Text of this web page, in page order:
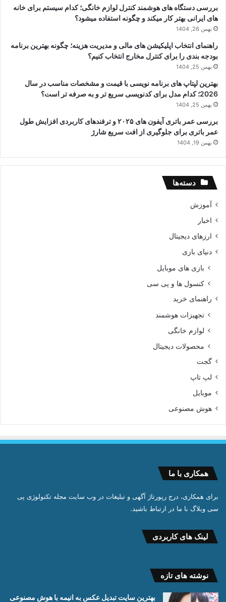
بررسی دستگاه های هوشمند کنترل لوازم خانگی؛ کدام سیستم برای خانه
های ایرانی بهتر کار میکند و چگونه استفاده میشود؟
بهمن 26, 1404
راهنمای انتخاب اپلیکیشن های مالی و مدیریت هزینه؛ چگونه بهترین برنامه
بودجه بندی را برای کنترل مخارج انتخاب کنیم؟
بهمن 25, 1404
بهترین لپتاپ های برنامه نویسی با قیمت و مشخصات مناسب در سال
2026؛ کدام مدل برای کدنویسی سریع تر و به صرفه تر است؟
بهمن 25, 1404
بررسی عمر باتری آیفون های ۲۰۲۵ و ترفندهای کاربردی افزایش طول
عمر باتری برای جلوگیری از افت سریع شارژ
بهمن 19, 1404
دسته‌ها
آموزش
اخبار
ارزهای دیجیتال
دنیای بازی
بازی های موبایل
کنسول ها و پی سی
راهنمای خرید
تجهیزات هوشمند
لوازم خانگی
محصولات دیجیتال
گجت
لپ تاپ
موبایل
هوش مصنوعی
همکاری با ما
برای همکاری، درج رپورتاژ آگهی و تبلیغات در وب سایت مجله تکنولوژی پی
سی وبلاگ با ما در ارتباط باشید.
لینک های کاربردی
نوشته های تازه
بهترین سایت تبدیل عکس به انیمه با هوش مصنوعی